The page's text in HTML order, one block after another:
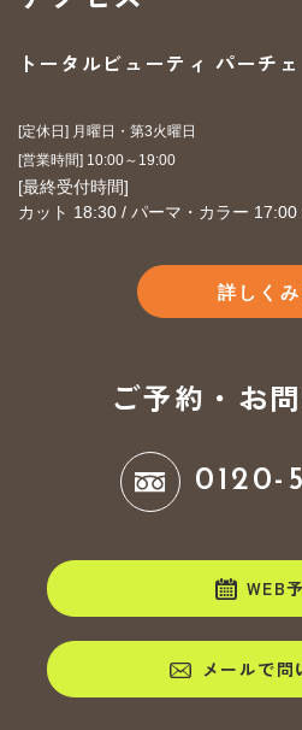
トータルビューティ パーチェ
[定休日] 月曜日・第3火曜日
​​​​​​​[営業時間] 10:00～19:00
​​​​​​​[最終受付時間]
カット 18:30 / パーマ・カラー
詳しくみ
ご予約・お
0120-
WEB
メールで問